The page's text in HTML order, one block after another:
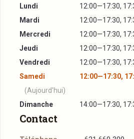
compétente. Notre plus, le
En soirée les DJ Bananiers
plaisir des amateurs de bonne
d’aujourd’hui aussi et parfois
choix des musiques est très bien
éclectique, détendre, emballer et
Jeunes et moins jeunes s’y
moments agréables
Enfin un endroit où on
Lundi
12:00—17:30,
Mardi
12:00—17:30,
Mercredi
12:00—17:30,
Jeudi
12:00—17:30,
Vendredi
12:00—17:30,
Samedi
12:00—17:30,
(Aujourd'hui)
Dimanche
14:00—17:30,
Contact